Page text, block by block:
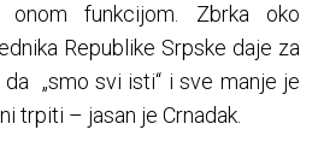
funkcijom. Zbrka oko
Republike Srpske daje za
„smo svi isti“ i sve manje je
trpiti – jasan je Crnadak.